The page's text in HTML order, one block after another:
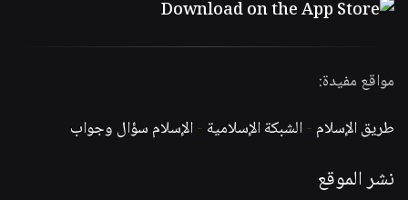
مواقع مفيدة:
طريق الإسلام -الشبكة الإسلامية -الإسلام سؤال وجواب
نشر الموقع